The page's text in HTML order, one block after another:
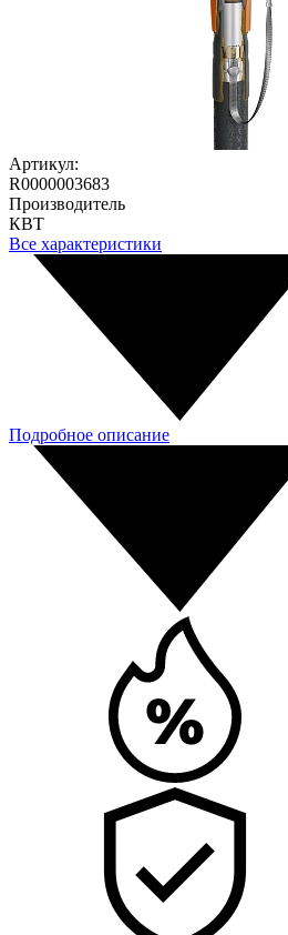
Артикул:
R0000003683
Производитель
КВТ
Все характеристики
Подробное описание